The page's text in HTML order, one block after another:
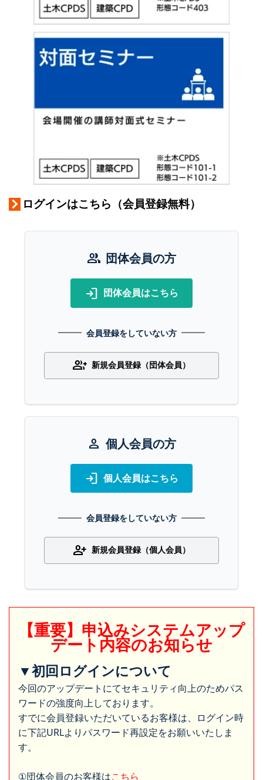
ログインはこちら（会員登録無料）
group 団体会員の方
login 団体会員はこちら
会員登録をしていない方
group_add 新規会員登録（団体会員）
person 個人会員の方
login 個人会員はこちら
会員登録をしていない方
person_add 新規会員登録（個人会員）
【重要】申込みシステムアップ
デート内容のお知らせ
▼初回ログインについて
今回のアップデートにてセキュリティ向上のためパス
ワードの強度向上しております。
すでに会員登録いただいているお客様は、ログイン時
に下記URLよりパスワード再設定をお願いいたしま
す。
①団体会員のお客様はこちら